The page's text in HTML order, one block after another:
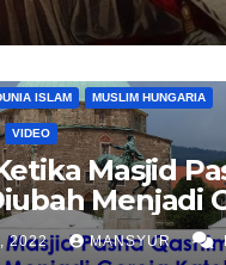
ISLAM MUSLIM HUNGARIA
VIDEO
Masjid
Menjadi
Pecs,
2022 MANSYUR